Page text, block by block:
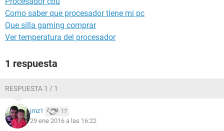
Como saber que procesador tiene mi pc
Que silla gaming comprar
Ver temperatura del procesador
1 respuesta
RESPUESTA 1 / 1
jmz1 17
29 ene 2016 a las 16:22